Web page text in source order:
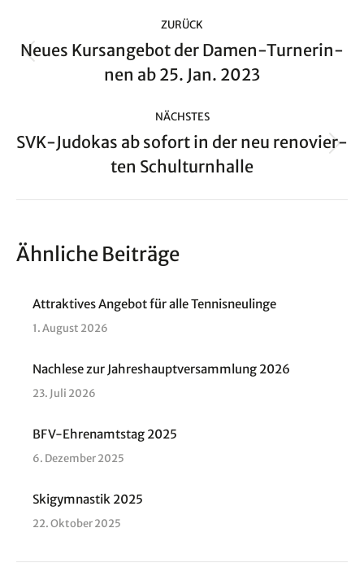
Kommentarnavigation
ZURÜCK
Vorheriger
Beitrag:
Neu­es Kurs­an­ge­bot der Damen-Tur­ne­rin­
nen ab 25. Jan. 2023
NÄCHSTES
Nächster
Beitrag:
SVK-Judo­kas ab sofort in der neu reno­vier­
ten Schulturnhalle
Ähnliche Beiträge
Attrak­ti­ves Ange­bot für alle Tennisneulinge
1. August 2026
Nach­le­se zur Jah­res­haupt­ver­samm­lung 2026
23. Juli 2026
BFV-Ehren­amts­tag 2025
6. Dezember 2025
Ski­gym­nas­tik 2025
22. Oktober 2025